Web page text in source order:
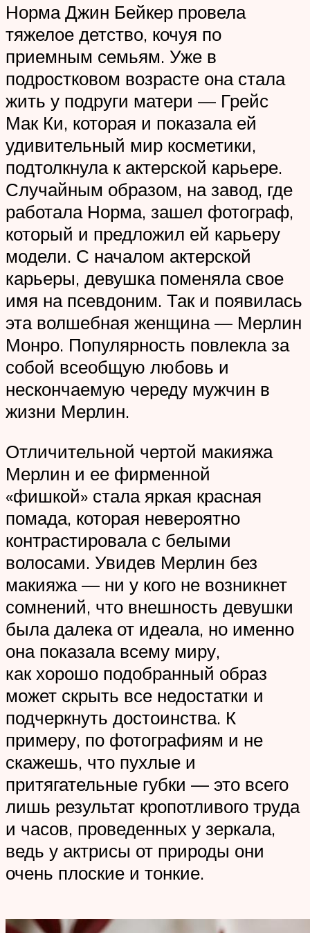
Норма Джин Бейкер провела
тяжелое детство, кочуя по
приемным семьям. Уже в
подростковом возрасте она стала
жить у подруги матери — Грейс
Мак Ки, которая и показала ей
удивительный мир косметики,
подтолкнула к актерской карьере.
Случайным образом, на завод, где
работала Норма, зашел фотограф,
который и предложил ей карьеру
модели. С началом актерской
карьеры, девушка поменяла свое
имя на псевдоним. Так и появилась
эта волшебная женщина — Мерлин
Монро. Популярность повлекла за
собой всеобщую любовь и
нескончаемую череду мужчин в
жизни Мерлин.
Отличительной чертой макияжа
Мерлин и ее фирменной
«фишкой» стала яркая красная
помада, которая невероятно
контрастировала с белыми
волосами. Увидев Мерлин без
макияжа — ни у кого не возникнет
сомнений, что внешность девушки
была далека от идеала, но именно
она показала всему миру,
как хорошо подобранный образ
может скрыть все недостатки и
подчеркнуть достоинства. К
примеру, по фотографиям и не
скажешь, что пухлые и
притягательные губки — это всего
лишь результат кропотливого труда
и часов, проведенных у зеркала,
ведь у актрисы от природы они
очень плоские и тонкие.